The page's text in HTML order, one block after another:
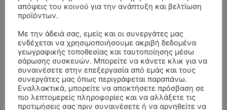
Αλέξανδρος ΣέρβοςεπίΚΗΔΕΙΑ – ΣΑΒΒΑΤΟ 25/7/2026 –
ΧΑΡΑΛΑΜΠΟΣ ΚΑΥΚΙΑΣ ΕΤΩΝ 57
ΧΡΙΣΤΙΝΑεπίΚΗΔΕΙΑ – ΤΡΙΤΗ 4/8/2026 – ΧΡΗΣΤΟΣ Α. ΠΑΛΙΟΥΡΑΣ
ΕΤΩΝ 58
απόψεις του κοινού για την ανάπτυξη και βελτίωση
προϊόντων.
Με την άδειά σας, εμείς και οι συνεργάτες μας
ενδέχεται να χρησιμοποιήσουμε ακριβή δεδομένα
γεωγραφικής τοποθεσίας και ταυτοποίησης μέσω
σάρωσης συσκευών. Μπορείτε να κάνετε κλικ για να
συναινέσετε στην επεξεργασία από εμάς και τους
συνεργάτες μας όπως περιγράφεται παραπάνω.
Εναλλακτικά, μπορείτε να αποκτήσετε πρόσβαση σε
πιο λεπτομερείς πληροφορίες και να αλλάξετε τις
προτιμήσεις σας πριν συναινέσετε ή να αρνηθείτε να